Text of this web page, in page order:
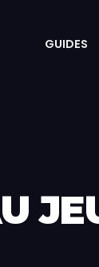
GUIDES